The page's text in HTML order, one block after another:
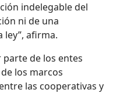
indelegable del
ni de una
ley”, afirma.
de los entes
los marcos
las cooperativas y